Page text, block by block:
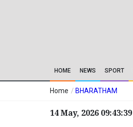
HOME NEWS SPORT
Home / BHARATHAM
14 May, 2026